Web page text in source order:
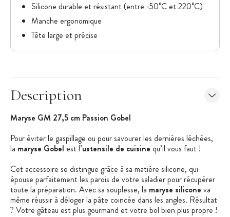
Silicone durable et résistant (entre -50°C et 220°C)
Manche ergonomique
Tête large et précise
Description
Maryse GM 27,5 cm Passion Gobel
Pour éviter le gaspillage ou pour savourer les dernières léchées,
la maryse Gobel est l’ustensile de cuisine qu’il vous faut !
Cet accessoire se distingue grâce à sa matière silicone, qui
épouse parfaitement les parois de votre saladier pour récupérer
toute la préparation. Avec sa souplesse, la maryse silicone va
même réussir à déloger la pâte coincée dans les angles. Résultat
? Votre gâteau est plus gourmand et votre bol bien plus propre !